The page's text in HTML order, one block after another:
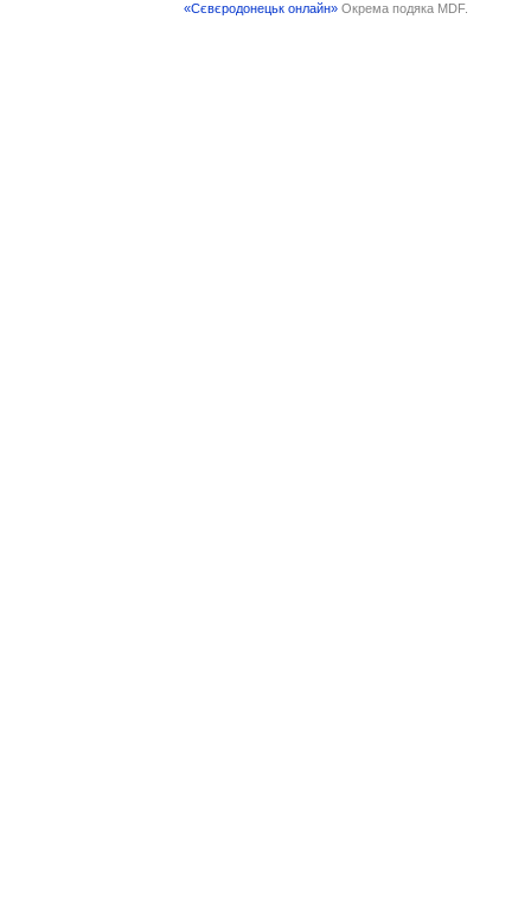
«Сєвєродонецьк онлайн» Окрема подяка MDF.